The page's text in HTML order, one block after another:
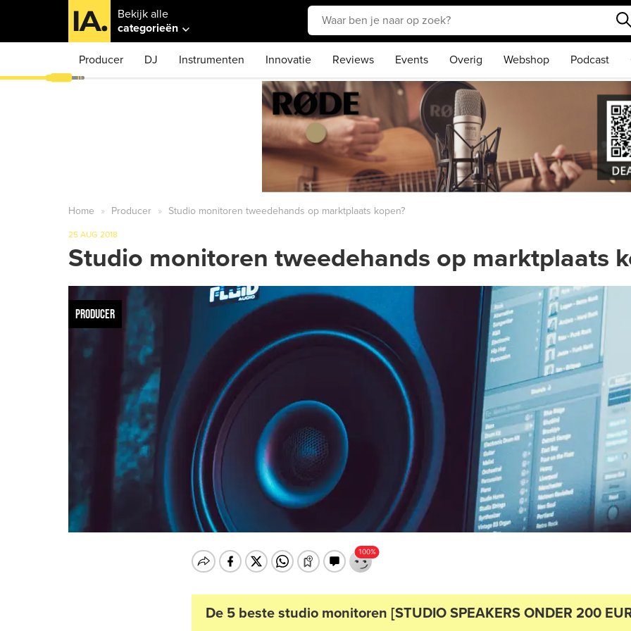
Bekijk alle
categorieën
Producer DJ Instrumenten Innovatie Reviews Events Overig Webshop Podcast
Home Producer Studio monitoren tweedehands op marktplaats kopen?
25 AUG 2018
Studio monitoren tweedehands op marktplaats
PRODUCER
De 5 beste studio monitoren [STUDIO SPEAKERS ONDER 200